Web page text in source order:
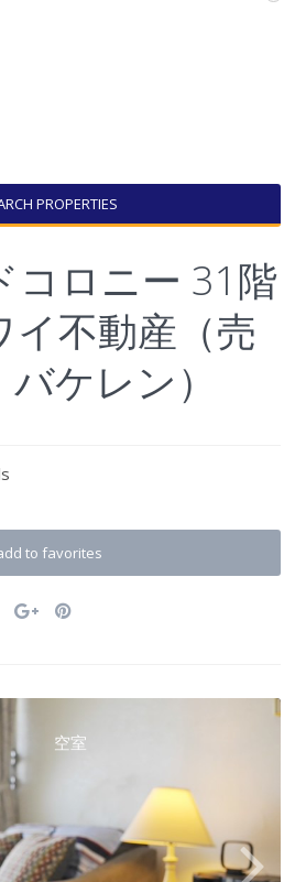
PROPERTIES
コロニー 31階
イ不動産（売
ケレン）
to favorites
空室